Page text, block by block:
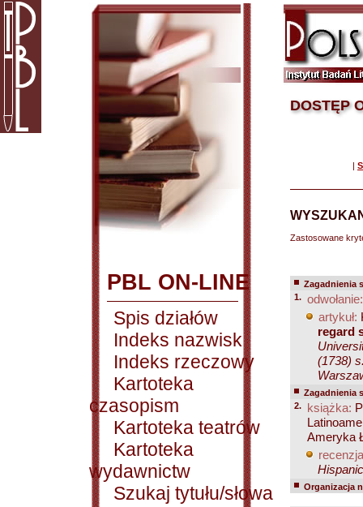
PBL ON-LINE
Spis działów
Indeks nazwisk
Indeks rzeczowy
Kartoteka
czasopism
Kartoteka teatrów
Kartoteka
wydawnictw
Szukaj tytułu/słowa
DOSTĘP
|
Zastosowane
Zagadnienia
1. odwołanie:
artykuł:
regard
(1738)
Zagadnienia
2.
książka:
Ameryka
Organizacja